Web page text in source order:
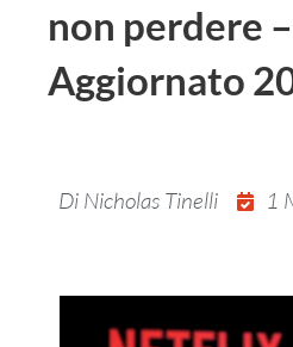
non perdere –
Aggiornato
Di Nicholas Tinelli 1